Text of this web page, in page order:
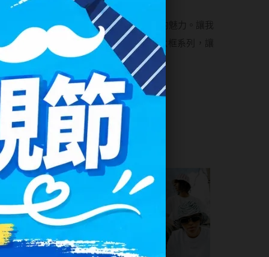
境中享受獨特而不失實用的設計帶來的魅力。讓我
設計風格！所以，趕快選擇IVKK復古鈦框系列，讓